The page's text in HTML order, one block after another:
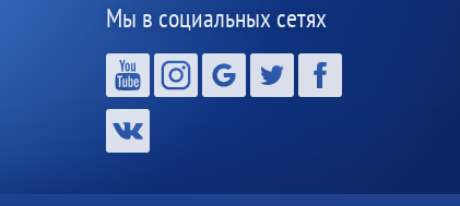
Мы в социальных сетях